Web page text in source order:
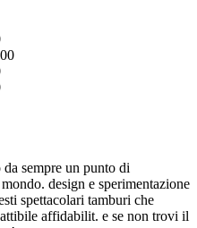
sempre un punto di
design e sperimentazione
spettacolari tamburi che
affidabilit. e se non trovi il